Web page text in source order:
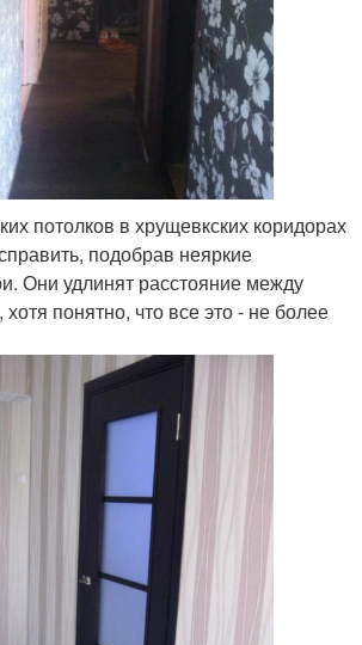
потолков в хрущевкских коридорах
подобрав неяркие
Они удлинят расстояние между
понятно, что все это - не более